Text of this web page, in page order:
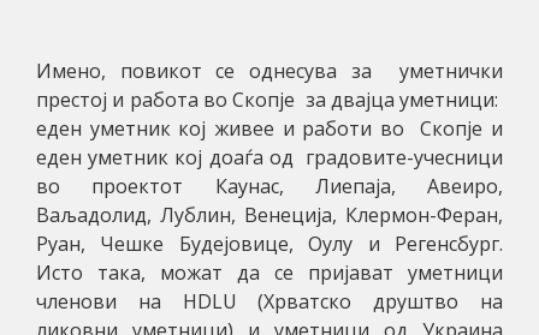
Имено, повикот се однесува за уметнички
престој и работа во Скопје за двајца уметници:
еден уметник кој живее и работи во Скопје и
еден уметник кој доаѓа од градовите-учесници
во проектот Каунас, Лиепаја, Авеиро,
Ваљадолид, Лублин, Венеција, Клермон-Феран,
Руан, Чешке Будејовице, Оулу и Регенсбург.
Исто така, можат да се пријават уметници
членови на HDLU (Хрватско друштво на